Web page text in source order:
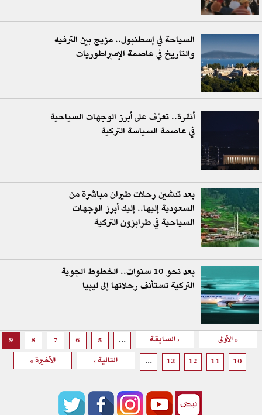
السياحة في إسطنبول.. مزيج بين الترفيه
والتاريخ في عاصمة الإمبراطوريات
أنقرة.. تعرّف على أبرز الوجهات السياحية
في عاصمة السياسة التركية
بعد تدشين رحلات طيران مباشرة من
السعودية إليها.. إليك أبرز الوجهات
السياحية في طرابزون التركية
بعد نحو 10 سنوات.. الخطوط الجوية
التركية تستأنف رحلاتها إلى ليبيا
الصفحات
« الأولى ‹ السابقة …
5
6
7
8
9
10
11
12
13
… التالية › الأخيرة »